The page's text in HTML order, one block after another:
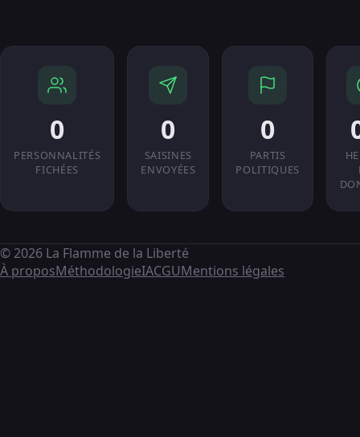
0
PERSONNALITÉS
FICHÉES
0
SAISINES
ENVOYÉES
0
PARTIS
POLITIQUES
© 2026 La Flamme de la Liberté
À proposMéthodologieIACGUMentions légales